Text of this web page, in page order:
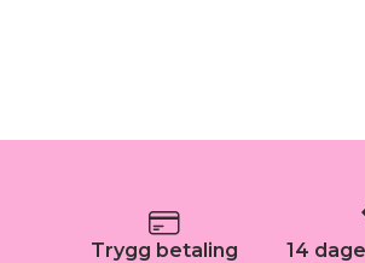
Trygg betaling 14